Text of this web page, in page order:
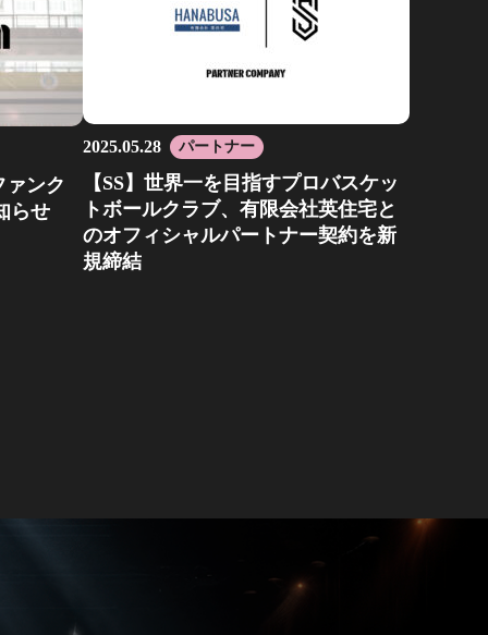
ンク
らせ
2025.05.28 パートナー
【SS】世界一を目指すプロバスケッ
トボールクラブ、有限会社英住宅と
のオフィシャルパートナー契約を新
規締結